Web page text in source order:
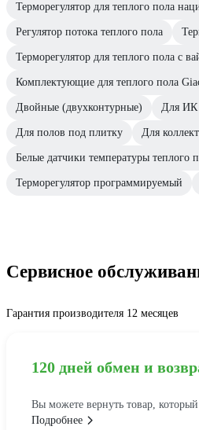
Терморегулятор для теплого пола
Регулятор потока теплого пола
Терморегулятор для теплого пола с
Комплектующие для теплого пола
Двойные (двухконтурные) Для ИК
Для полов под плитку Для
Белые датчики температуры теплого
Терморегулятор программируемый
Сервисное
Гарантия производителя 12 месяцев
120 дней обмен и
Вы можете вернуть товар,
Подробнее